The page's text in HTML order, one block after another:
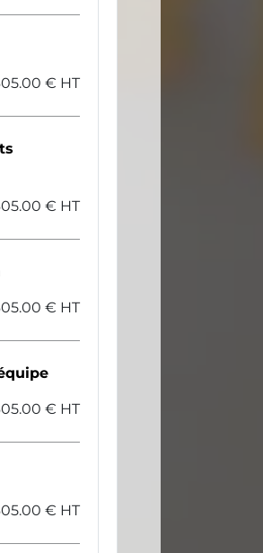
€ HT
€ HT
€ HT
€ HT
€ HT